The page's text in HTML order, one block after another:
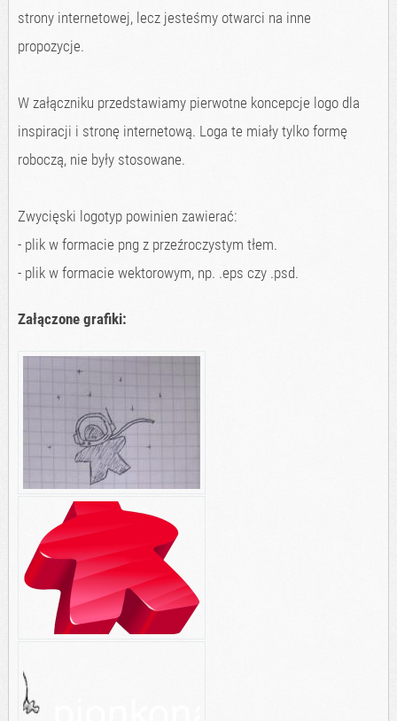
strony internetowej, lecz jesteśmy otwarci na inne
propozycje.
W załączniku przedstawiamy pierwotne koncepcje logo dla
inspiracji i stronę internetową. Loga te miały tylko formę
roboczą, nie były stosowane.
Zwycięski logotyp powinien zawierać:
- plik w formacie png z przeźroczystym tłem.
- plik w formacie wektorowym, np. .eps czy .psd.
Załączone grafiki: